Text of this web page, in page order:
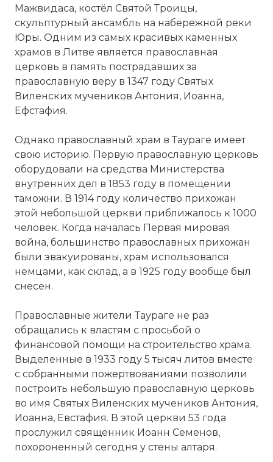
Мажвидаса, костёл Святой Троицы,
скульптурный ансамбль на набережной реки
Юры. Одним из самых красивых каменных
храмов в Литве является православная
церковь в память пострадавших за
православную веру в 1347 году Святых
Виленских мучеников Антония, Иоанна,
Ефстафия.
Однако православный храм в Таураге имеет
свою историю. Первую православную церковь
оборудовали на средства Министерства
внутренних дел в 1853 году в помещении
таможни. В 1914 году количество прихожан
этой небольшой церкви приближалось к 1000
человек. Когда началась Первая мировая
война, большинство православных прихожан
были эвакуированы, храм использовался
немцами, как склад, а в 1925 году вообще был
снесен.
Православные жители Таураге не раз
обращались к властям с просьбой о
финансовой помощи на строительство храма.
Выделенные в 1933 году 5 тысяч литов вместе
с собранными пожертвованиями позволили
построить небольшую православную церковь
во имя Святых Виленских мучеников Антония,
Иоанна, Евстафия. В этой церкви 53 года
прослужил священник Иоанн Семенов,
похороненный сегодня у стены алтаря.